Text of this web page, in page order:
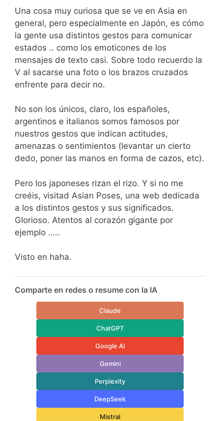
Una cosa muy curiosa que se ve en Asia en
general, pero especialmente en Japón, es cómo
la gente usa distintos gestos para comunicar
estados .. como los emoticones de los
mensajes de texto casi. Sobre todo recuerdo la
V al sacarse una foto o los brazos cruzados
enfrente para decir no.
No son los únicos, claro, los españoles,
argentinos e italianos somos famosos por
nuestros gestos que indican actitudes,
amenazas o sentimientos (levantar un cierto
dedo, poner las manos en forma de cazos, etc).
Pero los japoneses rizan el rizo. Y si no me
creéis, visitad Asian Poses, una web dedicada
a los distintos gestos y sus significados.
Glorioso. Atentos al corazón gigante por
ejemplo …..
Visto en haha.
Comparte en redes o resume con la IA
Claude
ChatGPT
Google AI
Gemini
Perplexity
DeepSeek
Mistral